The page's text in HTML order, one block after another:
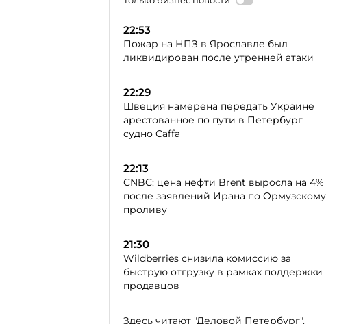
22:53
Пожар на НПЗ в Ярославле был
ликвидирован после утренней атаки
22:29
Швеция намерена передать Украине
арестованное по пути в Петербург
судно Caffa
22:13
CNBC: цена нефти Brent выросла на 4%
после заявлений Ирана по Ормузскому
проливу
21:30
Wildberries снизила комиссию за
быструю отгрузку в рамках поддержки
продавцов
Здесь читают "Деловой Петербург".